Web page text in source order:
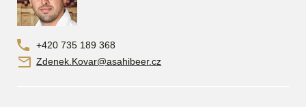
+420 735 189 368
Zdenek.Kovar@asahibeer.cz